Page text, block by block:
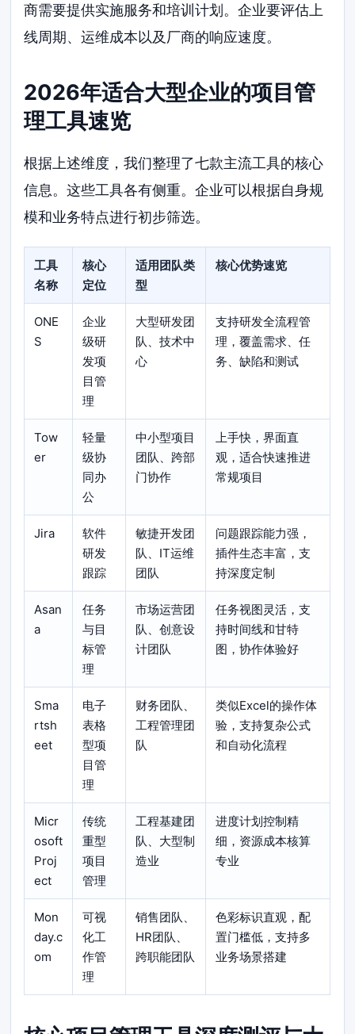
商需要提供实施服务和培训计划。企业要评估上
线周期、运维成本以及厂商的响应速度。
2026年适合大型企业的项目管
理工具速览
根据上述维度，我们整理了七款主流工具的核心
信息。这些工具各有侧重。企业可以根据自身规
模和业务特点进行初步筛选。
工具
名称
核心
定位
适用团队类
型
核心优势速览
ONE
S
企业
级研
发项
目管
理
大型研发团
队、技术中
心
支持研发全流程管
理，覆盖需求、任
务、缺陷和测试
Tow
er
轻量
级协
同办
公
中小型项目
团队、跨部
门协作
上手快，界面直
观，适合快速推进
常规项目
Jira
软件
研发
跟踪
敏捷开发团
队、IT运维
团队
问题跟踪能力强，
插件生态丰富，支
持深度定制
Asan
a
任务
与目
标管
理
市场运营团
队、创意设
计团队
任务视图灵活，支
持时间线和甘特
图，协作体验好
Sma
rtsh
eet
电子
表格
型项
目管
理
财务团队、
工程管理团
队
类似Excel的操作体
验，支持复杂公式
和自动化流程
Micr
osoft
Proj
ect
传统
重型
项目
管理
工程基建团
队、大型制
造业
进度计划控制精
细，资源成本核算
专业
Mon
day.c
om
可视
化工
作管
理
销售团队、
HR团队、
跨职能团队
色彩标识直观，配
置门槛低，支持多
业务场景搭建